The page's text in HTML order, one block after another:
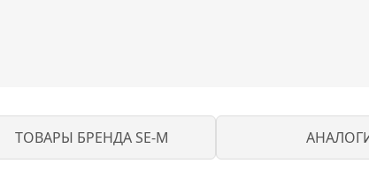
ТОВАРЫ БРЕНДА SE-M